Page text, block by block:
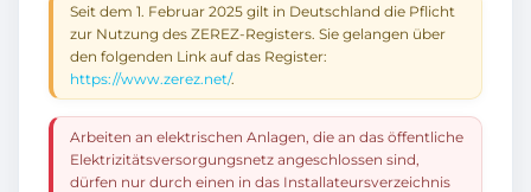
Seit dem 1. Februar 2025 gilt in Deutschland die Pflicht
zur Nutzung des ZEREZ-Registers. Sie gelangen über
den folgenden Link auf das Register:
https://www.zerez.net/.
Arbeiten an elektrischen Anlagen, die an das öffentliche
Elektrizitätsversorgungsnetz angeschlossen sind,
dürfen nur durch einen in das Installateursverzeichnis